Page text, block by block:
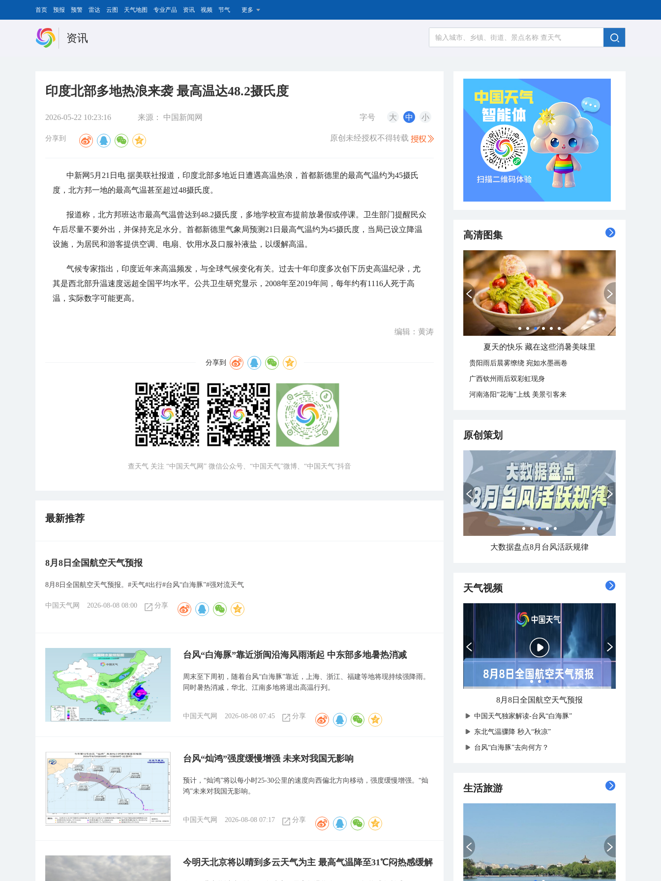
首页 预报 预警 雷达 云图 天气地图 专业产品 资讯 视频 节气 更多
资讯
印度北部多地热浪来袭 最高温达48.2摄氏度
2026-05-22 10:23:16 来源： 中国新闻网 字号 大 中 小
分享到 原创未经授权不得转载
中新网5月21日电 据美联社报道，印度北部多地近日遭遇高温热浪，首都新德里的最高气温约为45摄氏
度，北方邦一地的最高气温甚至超过48摄氏度。
报道称，北方邦班达市最高气温曾达到48.2摄氏度，多地学校宣布提前放暑假或停课。卫生部门提醒民众
午后尽量不要外出，并保持充足水分。首都新德里气象局预测21日最高气温约为45摄氏度，当局已设立降温
设施，为居民和游客提供空调、电扇、饮用水及口服补液盐，以缓解高温。
气候专家指出，印度近年来高温频发，与全球气候变化有关。过去十年印度多次创下历史高温纪录，尤
其是西北部升温速度远超全国平均水平。公共卫生研究显示，2008年至2019年间，每年约有1116人死于高
温，实际数字可能更高。
编辑：黄涛
分享到
查天气 关注 “中国天气网” 微信公众号、“中国天气”微博、“中国天气”抖音
最新推荐
8月8日全国航空天气预报
8月8日全国航空天气预报。#天气#出行#台风“白海豚”#强对流天气
中国天气网 2026-08-08 08:00 分享
台风“白海豚”靠近浙闽沿海风雨渐起 中东部多地暑热消减
周末至下周初，随着台风“白海豚”靠近，上海、浙江、福建等地将现持续强降雨。
同时暑热消减，华北、江南多地将退出高温行列。
中国天气网 2026-08-08 07:45 分享
台风“灿鸿”强度缓慢增强 未来对我国无影响
预计，“灿鸿”将以每小时25-30公里的速度向西偏北方向移动，强度缓慢增强。“灿
鸿”未来对我国无影响。
中国天气网 2026-08-08 07:17 分享
今明天北京将以晴到多云天气为主 最高气温降至31℃闷热感缓解
高清图集
夏天的快乐 藏在这些消暑美味里
贵阳雨后晨雾缭绕 宛如水墨画卷
广西钦州雨后双彩虹现身
河南洛阳“花海”上线 美景引客来
原创策划
大数据盘点8月台风活跃规律
天气视频
8月8日全国航空天气预报
中国天气独家解读-台风“白海豚”
东北气温骤降 秒入“秋凉”
台风“白海豚”去向何方？
生活旅游